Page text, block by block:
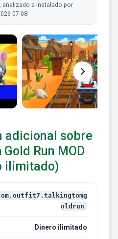
analizado e instalado por
07-08
adicional sobre
Run MOD
ilimitado)
oldrun
Dinero ilimitado